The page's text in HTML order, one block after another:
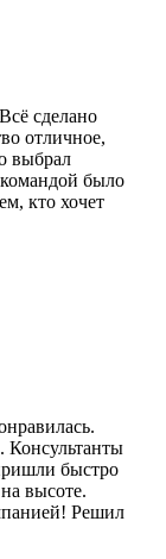
сделано
отличное,
выбрал
было
кто хочет
Консультанты
быстро
высоте.
Решил